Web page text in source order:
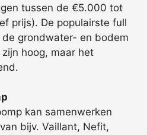
tussen de €5.000 tot
prijs). De populairste full
grondwater- en bodem
hoog, maar het
kan samenwerken
bijv. Vaillant, Nefit,